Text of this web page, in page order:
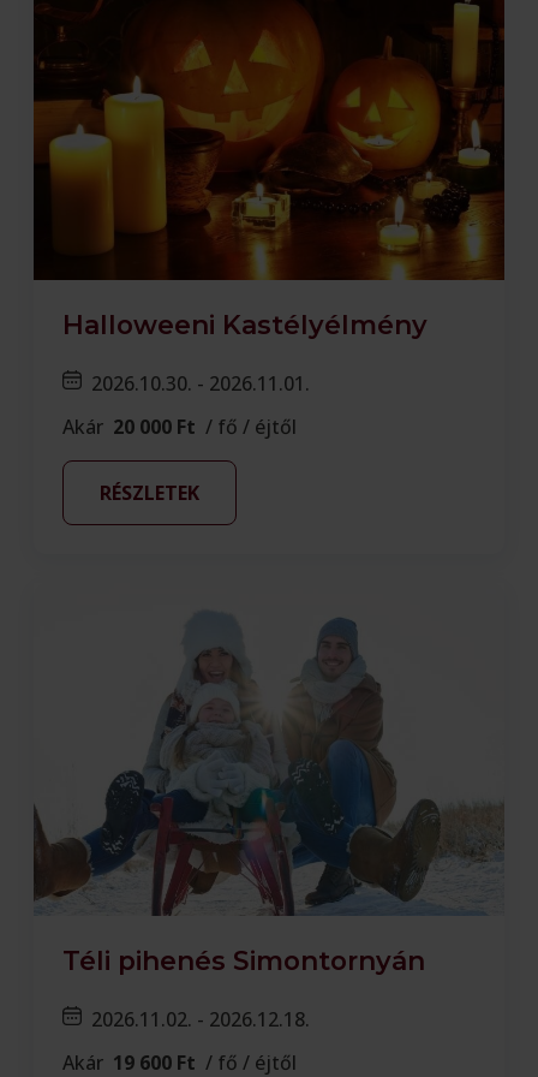
Halloweeni Kastélyélmény
2026.10.30. - 2026.11.01.
Akár 20 000 Ft / fő / éjtől
RÉSZLETEK
Téli pihenés Simontornyán
2026.11.02. - 2026.12.18.
Akár 19 600 Ft / fő / éjtől